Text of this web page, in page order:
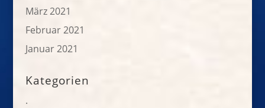
März 2021
Februar 2021
Januar 2021
Kategorien
.